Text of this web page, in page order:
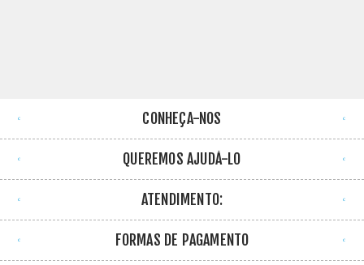
CONHEÇA-NOS
QUEREMOS AJUDÁ-LO
ATENDIMENTO:
FORMAS DE PAGAMENTO